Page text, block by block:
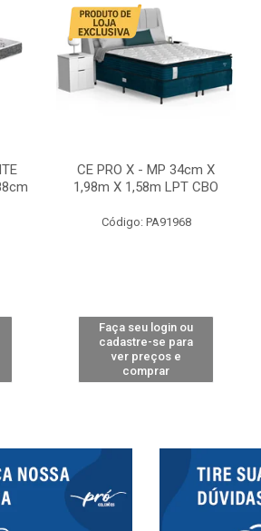
CE PRO X - MP 34cm X
1,98m X 1,58m LPT CBO
Código: PA91968
Faça seu login ou
cadastre-se para
ver preços e
comprar